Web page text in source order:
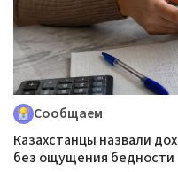
Сообщаем
Казахстанцы назвали
без ощущения бедности